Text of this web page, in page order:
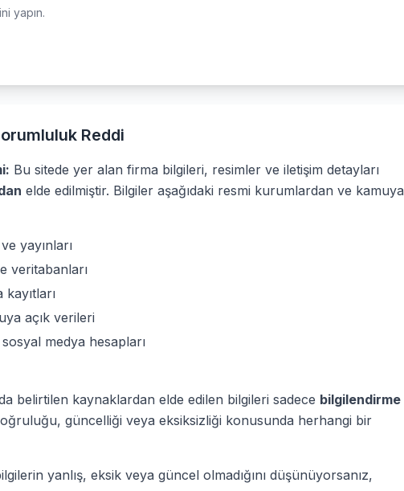
yapın.
Reddi
Bu sitede yer alan firma bilgileri, resimler ve iletişim detayları
elde edilmiştir. Bilgiler aşağıdaki resmi kurumlardan ve kamuya
yayınları
veritabanları
açık verileri
medya hesapları
belirtilen kaynaklardan elde edilen bilgileri sadece bilgilendirme
güncelliği veya eksiksizliği konusunda herhangi bir
yanlış, eksik veya güncel olmadığını düşünüyorsanız,